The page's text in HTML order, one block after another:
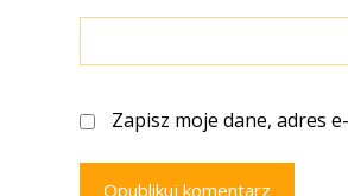
Zapisz moje dane, adres
Opublikuj komentarz